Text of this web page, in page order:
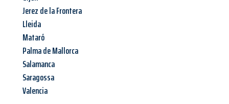
Jerez de la Frontera
Lleida
Mataró
Palma de Mallorca
Salamanca
Saragossa
Valencia